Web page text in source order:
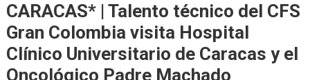
CARACAS* | Talento técnico del CFS
Gran Colombia visita Hospital
Clínico Universitario de Caracas y el
Oncológico Padre Machado